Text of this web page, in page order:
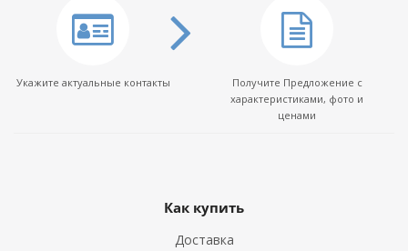
Укажите актуальные контакты
Получите Предложение с
характеристиками, фото и
ценами
Как купить
Доставка